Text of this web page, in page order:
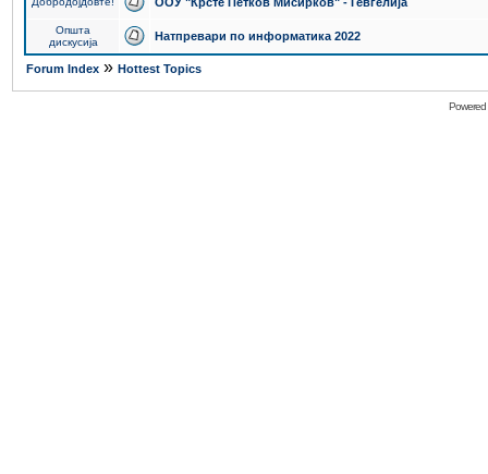
Општа
дискусија
Натпревари по информатика 2022
Forum Index » Hottest Topics